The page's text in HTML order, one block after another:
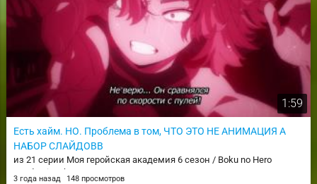
1:59
Есть хайм. НО. Проблема в том, ЧТО ЭТО НЕ АНИМАЦИЯ А
НАБОР СЛАЙДОВВ
из 21 серии Моя геройская академия 6 сезон / Boku no Hero
Academia 6th Season
3 года назад 148 просмотров